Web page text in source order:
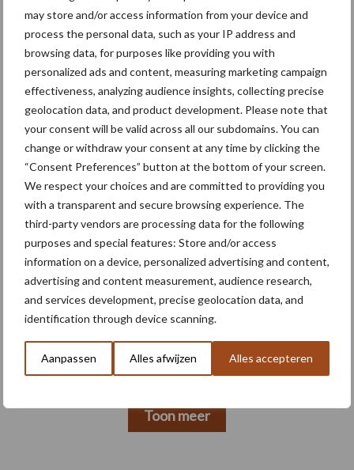
may store and/or access information from your device and
process the personal data, such as your IP address and
browsing data, for purposes like providing you with
personalized ads and content, measuring marketing campaign
effectiveness, analyzing audience insights, collecting precise
geolocation data, and product development. Please note that
your consent will be valid across all our subdomains. You can
change or withdraw your consent at any time by clicking the
“Consent Preferences” button at the bottom of your screen.
We respect your choices and are committed to providing you
with a transparent and secure browsing experience. The
third-party vendors are processing data for the following
purposes and special features: Store and/or access
information on a device, personalized advertising and content,
advertising and content measurement, audience research,
and services development, precise geolocation data, and
identification through device scanning.
Aanpassen Alles afwijzen Alles accepteren
helpen bij het terugvinden
van gestolen materieel
ATH en GTH 2026: smart
farming, autonome
voersystemen en mobiele
energievoorziening
Machines Duurzaamheid
Kunstmeststrooier Pootmachine
Toon meer